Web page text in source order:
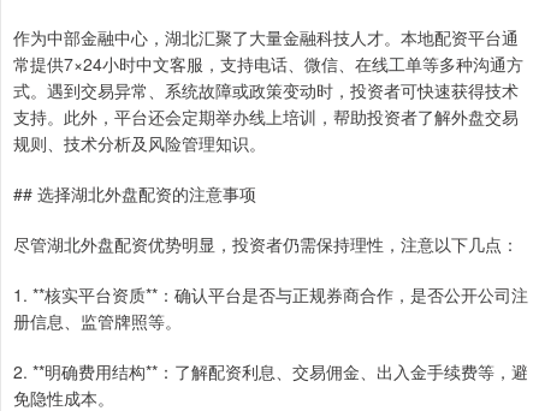
作为中部金融中心，湖北汇聚了大量金融科技人才。本地配资平台通
常提供7×24小时中文客服，支持电话、微信、在线工单等多种沟通方
式。遇到交易异常、系统故障或政策变动时，投资者可快速获得技术
支持。此外，平台还会定期举办线上培训，帮助投资者了解外盘交易
规则、技术分析及风险管理知识。
## 选择湖北外盘配资的注意事项
尽管湖北外盘配资优势明显，投资者仍需保持理性，注意以下几点：
1. **核实平台资质**：确认平台是否与正规券商合作，是否公开公司注
册信息、监管牌照等。
2. **明确费用结构**：了解配资利息、交易佣金、出入金手续费等，避
免隐性成本。